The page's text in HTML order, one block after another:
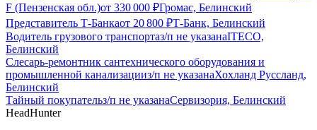
F (Пензенская обл.)от 330 000 ₽Громас, Белинский
Представитель Т-Банкаот 20 800 ₽Т-Банк, Белинский
Водитель грузового транспортаз/п не указанаITECO,
Белинский
Слесарь-ремонтник сантехнического оборудования и
промышленной канализацииз/п не указанаХохланд Руссланд,
Белинский
Тайный покупательз/п не указанаСервизория, Белинский
HeadHunter